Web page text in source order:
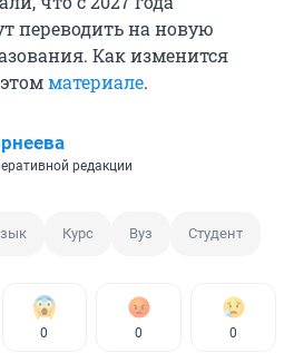
переводить на новую
Как изменится
материале.
редакции
Курс Вуз Студент
0 0 0